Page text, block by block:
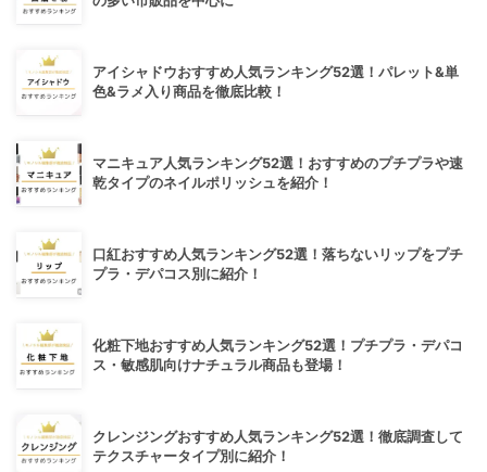
アイシャドウおすすめ人気ランキング52選！パレット&単
色&ラメ入り商品を徹底比較！
マニキュア人気ランキング52選！おすすめのプチプラや速
乾タイプのネイルポリッシュを紹介！
口紅おすすめ人気ランキング52選！落ちないリップをプチ
プラ・デパコス別に紹介！
化粧下地おすすめ人気ランキング52選！プチプラ・デパコ
ス・敏感肌向けナチュラル商品も登場！
クレンジングおすすめ人気ランキング52選！徹底調査して
テクスチャータイプ別に紹介！